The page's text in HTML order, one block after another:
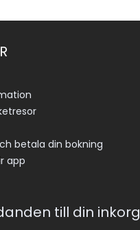
betala din bokning
app
till din inkorg